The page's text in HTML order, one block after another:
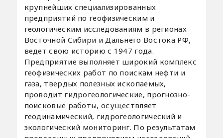
крупнейших специализированных
предприятий по геофизическим и
геологическим исследованиям в регионах
Восточной Сибири и Дальнего Востока РФ,
ведет свою историю с 1947 года.
Предприятие выполняет широкий комплекс
геофизических работ по поискам нефти и
газа, твердых полезных ископаемых,
проводит гидрогеологические, прогнозно-
поисковые работы, осуществляет
геодинамический, гидрогеологический и
экологический мониторинг. По результатам